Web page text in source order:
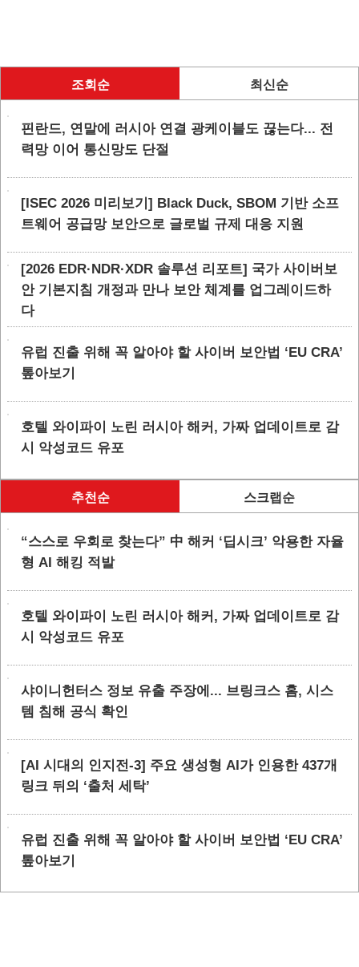
조회순 최신순
핀란드, 연말에 러시아 연결 광케이블도 끊는다... 전
력망 이어 통신망도 단절
[ISEC 2026 미리보기] Black Duck, SBOM 기반 소프
트웨어 공급망 보안으로 글로벌 규제 대응 지원
[2026 EDR·NDR·XDR 솔루션 리포트] 국가 사이버보
안 기본지침 개정과 만나 보안 체계를 업그레이드하
다
유럽 진출 위해 꼭 알아야 할 사이버 보안법 ‘EU CRA’
톺아보기
호텔 와이파이 노린 러시아 해커, 가짜 업데이트로 감
시 악성코드 유포
추천순 스크랩순
“스스로 우회로 찾는다” 中 해커 ‘딥시크’ 악용한 자율
형 AI 해킹 적발
호텔 와이파이 노린 러시아 해커, 가짜 업데이트로 감
시 악성코드 유포
샤이니헌터스 정보 유출 주장에... 브링크스 홈, 시스
템 침해 공식 확인
[AI 시대의 인지전-3] 주요 생성형 AI가 인용한 437개
링크 뒤의 ‘출처 세탁’
유럽 진출 위해 꼭 알아야 할 사이버 보안법 ‘EU CRA’
톺아보기